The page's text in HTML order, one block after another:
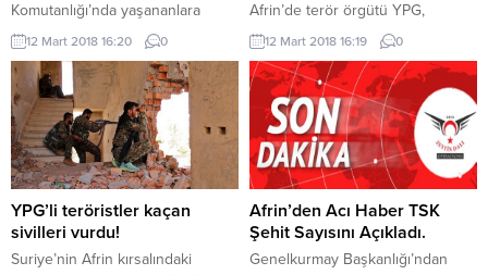
Komutanlığı’nda yaşananlara
ilişkin 155 sanığın yargılandığı
davada eski binbaşı Ali Ercan,
soruşturma aşamasında verdiği
ifadeleri reddetti Fetullahçı Terör
Örgütü’nün ( FETÖ) 15
Temmuz’daki darbe girişimi
sırasında Kara Havacılık
Komutanlığı’ndaki eylemlere
ilişkin 152’si asker, 3’ü sivil 155
sanığın yargılanmasına devam
edildi. Ankara 17. Ağır...
12 Mart 2018 16:20 0
Afrin’de terör örgütü YPG,
sivillerin çıkışına izin vermiyor. AA,
görüntüleri yayınladı… Afrin’de
terör örgütü YPG, sivillerin
çıkışına izin vermiyor. Sivillerin
engellendiği ana dair görüntüler
ortaya çıktı. AA’nın aktardığı
görüntülerde, Afrin ilçe
merkezinin güneyinde, bölgeden
uzaklaşmaya çalışan Afrinli
sivillerin engellendikleri
görülüyor. İŞTE O GÖRÜNTÜLER
12 Mart 2018 16:19 0
YPG’li teröristler kaçan
sivilleri vurdu!
Suriye’nin Afrin kırsalındaki
Afrin’den Acı Haber TSK
Şehit Sayısını Açıkladı.
Genelkurmay Başkanlığı’ndan